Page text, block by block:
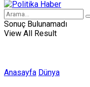
Sonuç Bulunamadı
View All Result
Anasayfa Dünya